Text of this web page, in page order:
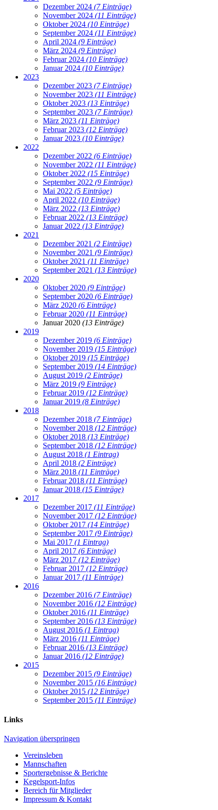
Dezember 2024 (7 Einträge)
November 2024 (11 Einträge)
Oktober 2024 (10 Einträge)
September 2024 (11 Einträge)
April 2024 (9 Einträge)
März 2024 (9 Einträge)
Februar 2024 (10 Einträge)
Januar 2024 (10 Einträge)
2023
Dezember 2023 (7 Einträge)
November 2023 (11 Einträge)
Oktober 2023 (13 Einträge)
September 2023 (7 Einträge)
März 2023 (11 Einträge)
Februar 2023 (12 Einträge)
Januar 2023 (10 Einträge)
2022
Dezember 2022 (6 Einträge)
November 2022 (11 Einträge)
Oktober 2022 (15 Einträge)
September 2022 (9 Einträge)
Mai 2022 (5 Einträge)
April 2022 (10 Einträge)
März 2022 (13 Einträge)
Februar 2022 (13 Einträge)
Januar 2022 (13 Einträge)
2021
Dezember 2021 (2 Einträge)
November 2021 (9 Einträge)
Oktober 2021 (11 Einträge)
September 2021 (13 Einträge)
2020
Oktober 2020 (9 Einträge)
September 2020 (6 Einträge)
März 2020 (6 Einträge)
Februar 2020 (11 Einträge)
Januar 2020 (13 Einträge)
2019
Dezember 2019 (6 Einträge)
November 2019 (15 Einträge)
Oktober 2019 (15 Einträge)
September 2019 (14 Einträge)
August 2019 (2 Einträge)
März 2019 (9 Einträge)
Februar 2019 (12 Einträge)
Januar 2019 (8 Einträge)
2018
Dezember 2018 (7 Einträge)
November 2018 (12 Einträge)
Oktober 2018 (13 Einträge)
September 2018 (12 Einträge)
August 2018 (1 Eintrag)
April 2018 (2 Einträge)
März 2018 (11 Einträge)
Februar 2018 (11 Einträge)
Januar 2018 (15 Einträge)
2017
Dezember 2017 (11 Einträge)
November 2017 (12 Einträge)
Oktober 2017 (14 Einträge)
September 2017 (9 Einträge)
Mai 2017 (1 Eintrag)
April 2017 (6 Einträge)
März 2017 (12 Einträge)
Februar 2017 (12 Einträge)
Januar 2017 (11 Einträge)
2016
Dezember 2016 (7 Einträge)
November 2016 (12 Einträge)
Oktober 2016 (11 Einträge)
September 2016 (13 Einträge)
August 2016 (1 Eintrag)
März 2016 (11 Einträge)
Februar 2016 (13 Einträge)
Januar 2016 (12 Einträge)
2015
Dezember 2015 (9 Einträge)
November 2015 (16 Einträge)
Oktober 2015 (12 Einträge)
September 2015 (11 Einträge)
Links
Navigation überspringen
Vereinsleben
Mannschaften
Sportergebnisse & Berichte
Kegelsport-Infos
Bereich für Mitglieder
Impressum & Kontakt